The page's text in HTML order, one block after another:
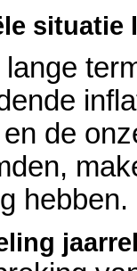
situatie
lange
de